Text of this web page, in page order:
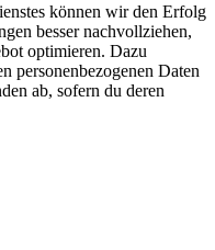
können wir den Erfolg
besser nachvollziehen,
optimieren. Dazu
personenbezogenen Daten
ab, sofern du deren